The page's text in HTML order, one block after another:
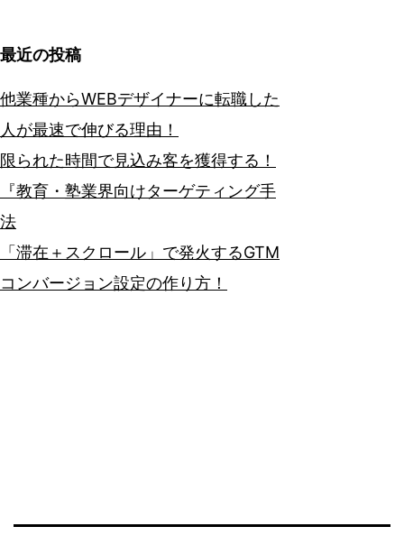
最近の投稿
他業種からWEBデザイナーに転職した
人が最速で伸びる理由！
限られた時間で見込み客を獲得する！
『教育・塾業界向けターゲティング手
法
「滞在＋スクロール」で発火するGTM
コンバージョン設定の作り方！